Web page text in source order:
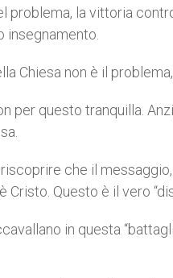
problema, la vittoria
insegnamento.
Chiesa non è il
per questo tranquilla.
che il
Questo è il vero
in questa